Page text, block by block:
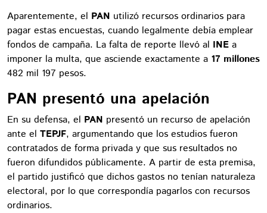
Aparentemente, el PAN utilizó recursos ordinarios para
pagar estas encuestas, cuando legalmente debía emplear
fondos de campaña. La falta de reporte llevó al INE a
imponer la multa, que asciende exactamente a 17 millones
482 mil 197 pesos.
PAN presentó una apelación
En su defensa, el PAN presentó un recurso de apelación
ante el TEPJF, argumentando que los estudios fueron
contratados de forma privada y que sus resultados no
fueron difundidos públicamente. A partir de esta premisa,
el partido justificó que dichos gastos no tenían naturaleza
electoral, por lo que correspondía pagarlos con recursos
ordinarios.